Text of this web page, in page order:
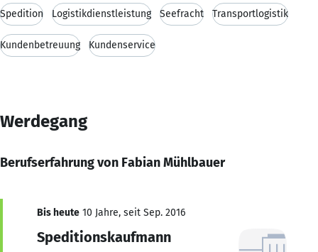
Spedition Logistikdienstleistung Seefracht Transportlogistik
Kundenbetreuung Kundenservice
Werdegang
Berufserfahrung von Fabian Mühlbauer
Bis heute 10 Jahre, seit Sep. 2016
Speditionskaufmann